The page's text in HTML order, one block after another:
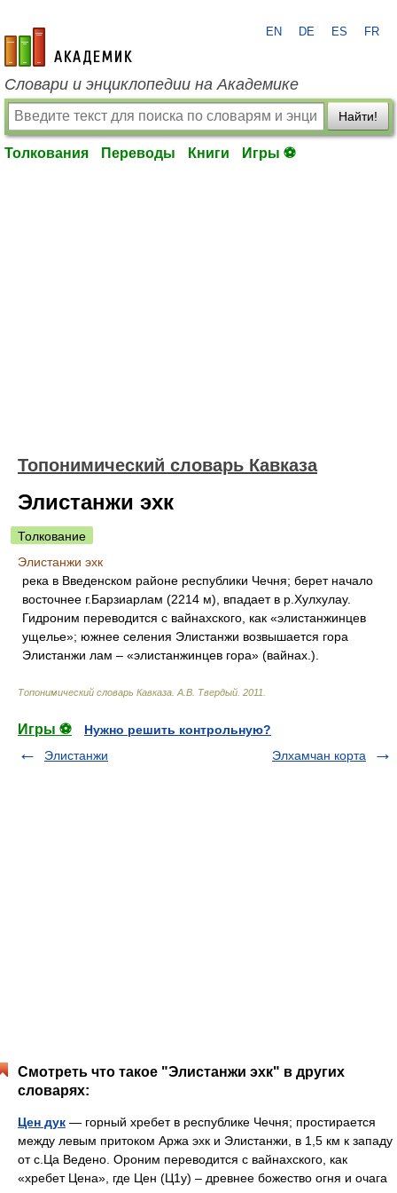
academic.ru
EN DE ES FR
Словари и энциклопедии на Академике
Найти!
Толкования Переводы Книги Игры ⚽
Топонимический словарь Кавказа
Элистанжи эхк
Толкование
Элистанжи эхк
река в Введенском районе республики Чечня; берет начало
восточнее г.Барзиарлам (2214 м), впадает в р.Хулхулау.
Гидроним переводится с вайнахского, как «элистанжинцев
ущелье»; южнее селения Элистанжи возвышается гора
Элистанжи лам – «элистанжинцев гора» (вайнах.).
Топонимический словарь Кавказа А.В. Твердый 2011
Игры ⚽
Нужно решить контрольную?
Элистанжи
Элхамчан корта
Смотреть что такое "Элистанжи эхк" в других
словарях:
Цен дук — горный хребет в республике Чечня; простирается
между левым притоком Аржа эхк и Элистанжи, в 1,5 км к западу
от с.Ца Ведено. Ороним переводится с вайнахского, как
«хребет Цена», где Цен (Ц1у) – древнее божество огня и очага